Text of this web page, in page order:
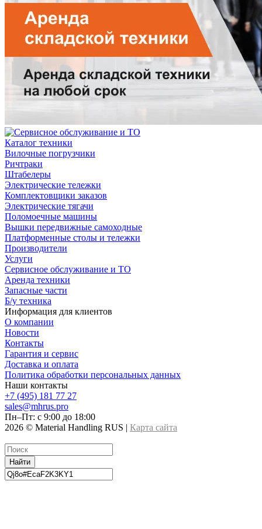
Каталог техники
Вилочные погрузчики
Ричтраки
Штабелеры
Электрические тележки
Комплектовщики заказов
Электрические тягачи
Поломоечные машины
Вышки передвижные самоходные
Платформенные столы и тележки
Производители
Услуги
Сервисное обслуживание и ТО
Аренда техники
Запасные части
Б/у техника
Информация для клиентов
О компании
Новости
Контакты
Гарантия и сервис
Доставка и оплата
Политика обработки персональных данных
Наши контакты
+7 (495) 181 77 27
sales@mhrus.pro
Пн–Пт: с 9:00 до 18:00
2026 © Material Handling RUS | Карта сайта
Найти